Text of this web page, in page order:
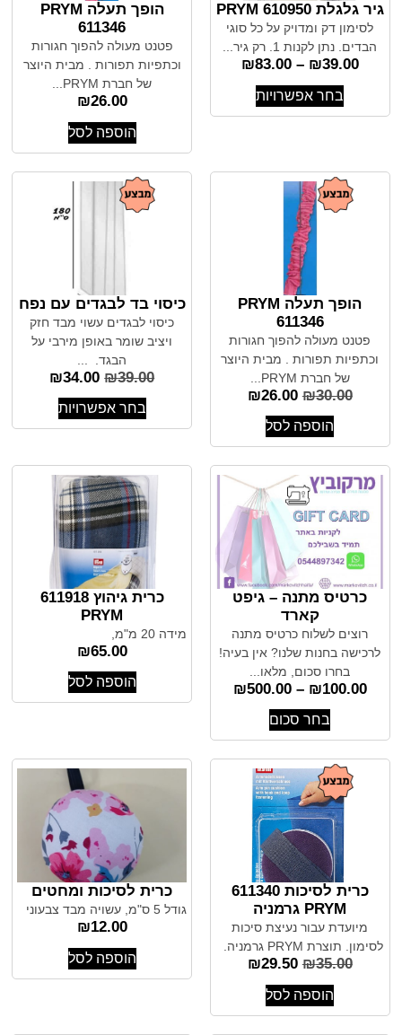
גיר גלגלת 610950 PRYM
לסימון דק ומדויק על כל סוגי
הבדים. נתן לקנות 1. רק גיר...
₪39.00
–
₪83.00
בחר אפשרויות
הופך תעלה PRYM
611346
פטנט מעולה להפוך חגורות
וכתפיות תפורות . מבית היוצר
של חברת PRYM...
₪26.00
הוספה לסל
הופך תעלה PRYM
611346
פטנט מעולה להפוך חגורות
וכתפיות תפורות . מבית היוצר
של חברת PRYM...
₪30.00
₪26.00
הוספה לסל
כיסוי בד לבגדים עם נפח
כיסוי לבגדים עשוי מבד חזק
ויציב שומר באופן מירבי על
הבגד. ...
₪39.00
₪34.00
בחר אפשרויות
כרטיס מתנה – גיפט
קארד
רוצים לשלוח כרטיס מתנה
לרכישה בחנות שלנו? אין בעיה!
בחרו סכום, מלאו...
₪100.00
–
₪500.00
בחר סכום
כרית גיהוץ 611918
PRYM
מידה 20 מ"מ,
₪65.00
הוספה לסל
כרית לסיכות 611340
PRYM גרמניה
מיועדת עבור נעיצת סיכות
לסימון. תוצרת PRYM גרמניה.
₪35.00
₪29.50
הוספה לסל
כרית לסיכות ומחטים
גודל 5 ס"מ, עשויה מבד צבעוני
₪12.00
הוספה לסל